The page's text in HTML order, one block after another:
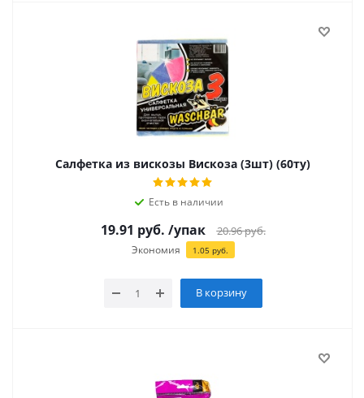
Салфетка из вискозы Вискоза (3шт) (60ту)
Есть в наличии
19.91 руб. /упак 20.96руб.
Экономия 1.05 руб.
В корзину